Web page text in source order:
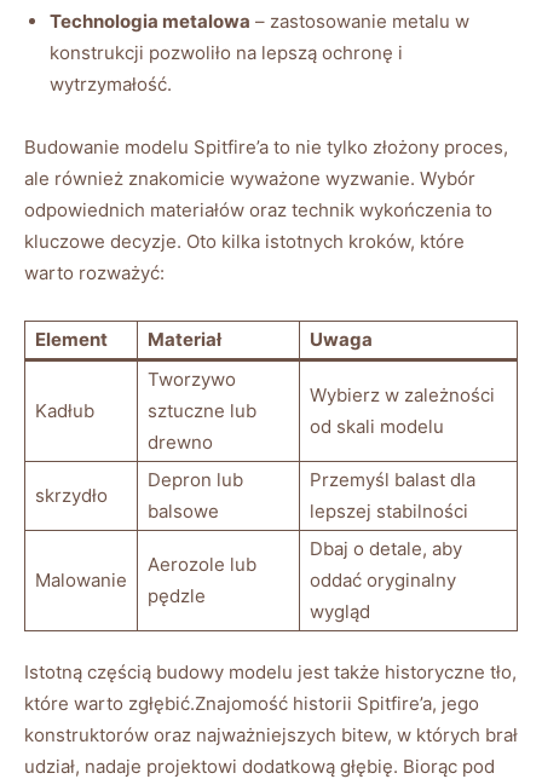
Technologia metalowa – zastosowanie metalu w
konstrukcji pozwoliło na lepszą ochronę i
wytrzymałość.
Budowanie modelu Spitfire’a to nie tylko złożony proces,
ale również znakomicie wyważone wyzwanie. Wybór
odpowiednich materiałów oraz technik wykończenia to
kluczowe decyzje. Oto kilka istotnych kroków, które
warto rozważyć:
Element Materiał Uwaga
Kadłub
Tworzywo
sztuczne lub
drewno
Wybierz w zależności
od skali modelu
skrzydło
Depron lub
balsowe
Przemyśl balast dla
lepszej stabilności
Malowanie
Aerozole lub
pędzle
Dbaj o detale, aby
oddać oryginalny
wygląd
Istotną częścią budowy modelu jest także historyczne tło,
które warto zgłębić.Znajomość historii Spitfire’a, jego
konstruktorów oraz najważniejszych bitew, w których brał
udział, nadaje projektowi dodatkową głębię. Biorąc pod